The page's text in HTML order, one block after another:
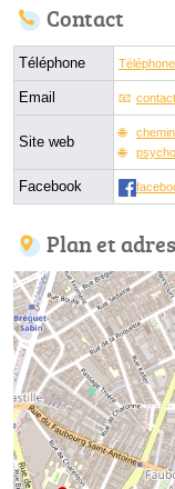
Contact
Téléphone
Email
Site web
Facebook
Plan et